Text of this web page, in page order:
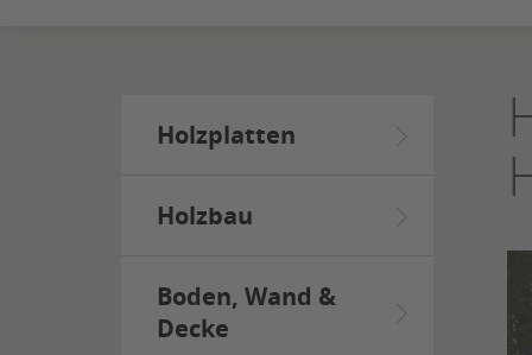
Holzplatten
Holzbau
Boden, Wand &
Decke